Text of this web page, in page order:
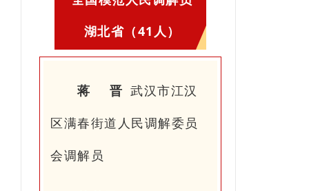
湖北省（41人）
蒋 晋 武汉市江汉
区满春街道人民调解委员
会调解员